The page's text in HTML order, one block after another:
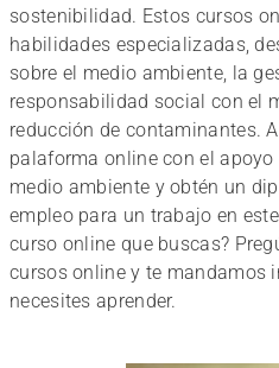
Cursos
de
Medio
Ambiente
sostenibilidad. Estos cursos
habilidades especializadas,
sobre el medio ambiente, la
responsabilidad social con el
reducción de contaminantes.
palaforma online con el apoyo
medio ambiente y obtén un
empleo para un trabajo en
curso online que buscas?
cursos online y te mandamos
necesites aprender.